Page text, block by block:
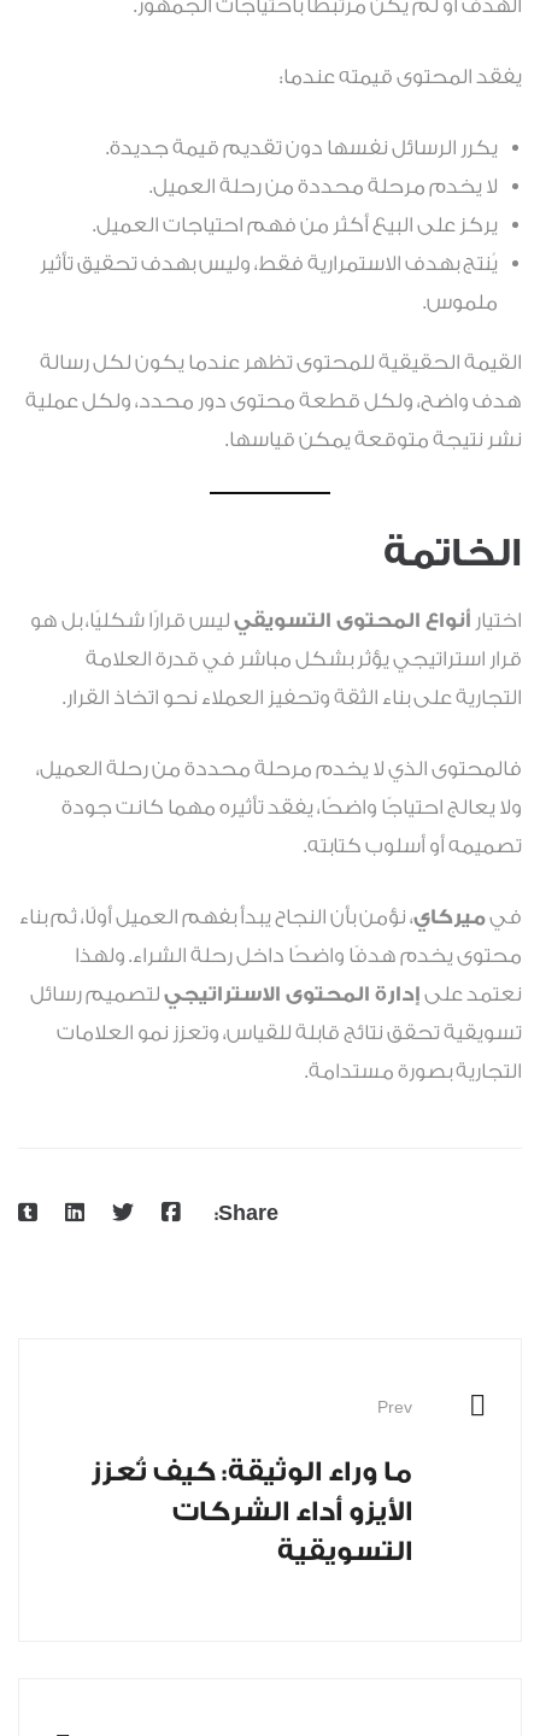
الهدف أو لم يكن مرتبطًا باحتياجات الجمهور.
يفقد المحتوى قيمته عندما:
يكرر الرسائل نفسها دون تقديم قيمة جديدة.
لا يخدم مرحلة محددة من رحلة العميل.
يركز على البيع أكثر من فهم احتياجات العميل.
يُنتج بهدف الاستمرارية فقط، وليس بهدف تحقيق تأثير
ملموس.
القيمة الحقيقية للمحتوى تظهر عندما يكون لكل رسالة
هدف واضح، ولكل قطعة محتوى دور محدد، ولكل عملية
نشر نتيجة متوقعة يمكن قياسها.
الخاتمة
اختيار أنواع المحتوى التسويقي ليس قرارًا شكليًا، بل هو
قرار استراتيجي يؤثر بشكل مباشر في قدرة العلامة
التجارية على بناء الثقة وتحفيز العملاء نحو اتخاذ القرار.
فالمحتوى الذي لا يخدم مرحلة محددة من رحلة العميل،
ولا يعالج احتياجًا واضحًا، يفقد تأثيره مهما كانت جودة
تصميمه أو أسلوب كتابته.
فيميركاي، نؤمن بأن النجاح يبدأ بفهم العميل أولًا، ثم بناء
محتوى يخدم هدفًا واضحًا داخل رحلة الشراء. ولهذا
نعتمد على إدارة المحتوى الاستراتيجي لتصميم رسائل
تسويقية تحقق نتائج قابلة للقياس، وتعزز نمو العلامات
التجارية بصورة مستدامة.
Share:
Prev
ما وراء الوثيقة: كيف تُعزز
الأيزو أداء الشركات
التسويقية